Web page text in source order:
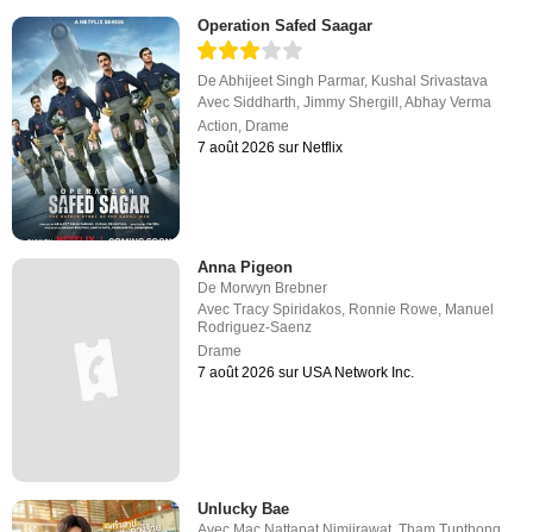
Operation Safed Saagar
DeAbhijeet Singh Parmar, Kushal Srivastava
AvecSiddharth ,Jimmy Shergill ,Abhay Verma
Action Drame
7 août 2026 sur Netflix
Anna Pigeon
De Morwyn Brebner
AvecTracy Spiridakos, Ronnie Rowe, Manuel
Rodriguez-Saenz
Drame
7 août 2026 sur USA Network Inc.
Unlucky Bae